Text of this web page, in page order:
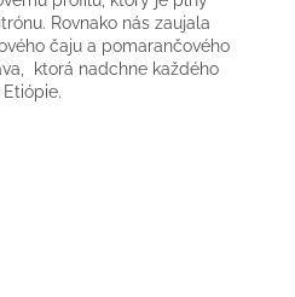
Rovnako nás zaujala
čaju a pomarančového
ktorá nadchne každého